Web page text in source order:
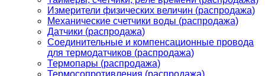
Измерители физических величин (распродажа)
Механические счетчики воды (распродажа)
Датчики (распродажа)
Соединительные и компенсационные провода
для термодатчиков (распродажа)
Термопары (распродажа)
Термосопротивления (распродажа)